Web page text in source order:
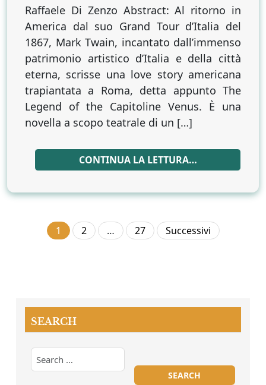
Raffaele Di Zenzo Abstract: Al ritorno in
America dal suo Grand Tour d’Italia del
1867, Mark Twain, incantato dall’immenso
patrimonio artistico d’Italia e della città
eterna, scrisse una love story americana
trapiantata a Roma, detta appunto The
Legend of the Capitoline Venus. È una
novella a scopo teatrale di un […]
CONTINUA LA LETTURA…
Paginazione
1 2 … 27 Successivi
SEARCH